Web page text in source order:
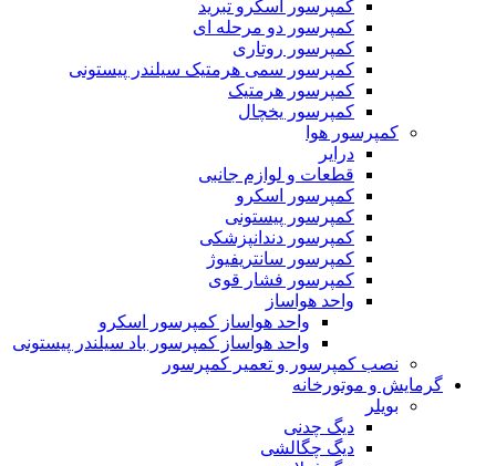
کمپرسور اسکرو تبرید
کمپرسور دو مرحله ای
کمپرسور روتاری
کمپرسور سمی هرمتیک سیلندر پیستونی
کمپرسور هرمتیک
کمپرسور یخچال
کمپرسور هوا
درایر
قطعات و لوازم جانبی
کمپرسور اسکرو
کمپرسور پیستونی
کمپرسور دندانپزشکی
کمپرسور سانتریفیوژ
کمپرسور فشار قوی
واحد هواساز
واحد هواساز کمپرسور اسکرو
واحد هواساز کمپرسور باد سیلندر پیستونی
نصب کمپرسور و تعمیر کمپرسور
گرمایش و موتورخانه
بویلر
دیگ چدنی
دیگ چگالشی